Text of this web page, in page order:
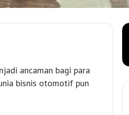
ancaman bagi para
bisnis otomotif pun